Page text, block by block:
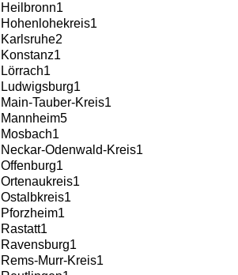
Heilbronn1
Hohenlohekreis1
Karlsruhe2
Konstanz1
Lörrach1
Ludwigsburg1
Main-Tauber-Kreis1
Mannheim5
Mosbach1
Neckar-Odenwald-Kreis1
Offenburg1
Ortenaukreis1
Ostalbkreis1
Pforzheim1
Rastatt1
Ravensburg1
Rems-Murr-Kreis1